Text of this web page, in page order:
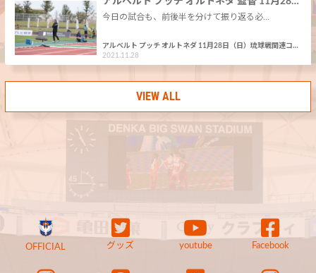
今日の試合も、前後半を分けて振り返る必…
アルベルト プッチ オルトネダ 11月28日（日）琉球戦関連コ…
2021.11.28
VIEW ALL
OFFICIAL グッズ youtube Facebook